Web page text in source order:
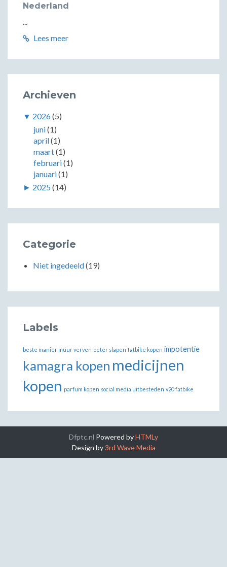
Nederland
...
Lees meer
Archieven
▼ 2026(5)
juni(1)
april(1)
maart(1)
februari(1)
januari(1)
► 2025 (14)
Categorie
Niet ingedeeld(19)
Labels
beste manier muur verven beter slapen fatbike kopen impotentie
kamagra kopen medicijnen
kopen parfum kopen social media uitbesteden v20 fatbike
Dfptc.nl Powered byHTMLy
Design by3rd Wave Media